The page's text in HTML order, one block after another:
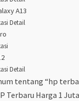
A13
Detail
Detail
tentang “hp
Terbaru Harga 1